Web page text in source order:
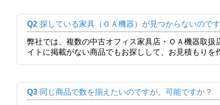
Q2 探している家具（ＯＡ機器）が見つからないので
弊社では、複数の中古オフィス家具店・ＯＡ機器取
イトに掲載がない商品でもお探しして、お見積もりを
Q3 同じ商品で数を揃えたいのですが、可能ですか？